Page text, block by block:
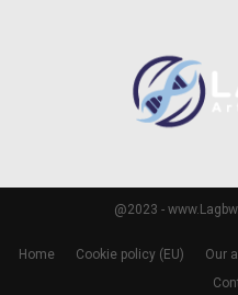
@2023 -
Home Cookie policy (EU) Our